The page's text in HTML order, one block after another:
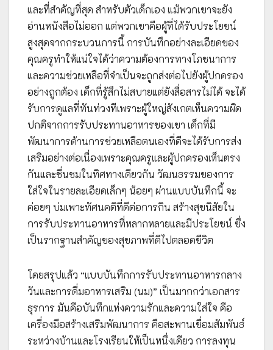
และที่สำคัญที่สุด สำหรับตัวเด็กเอง แม้พวกเขาจะยัง
อ่านหนังสือไม่ออก แต่พวกเขาคือผู้ที่ได้รับประโยชน์
สูงสุดจากกระบวนการนี้ การบันทึกอย่างละเอียดของ
คุณครูทำให้แน่ใจได้ว่าความต้องการทางโภชนาการ
และความช่วยเหลือที่จำเป็นจะถูกส่งต่อไปยังผู้ปกครอง
อย่างถูกต้อง เด็กที่รู้สึกไม่สบายแต่ยังสื่อสารไม่ได้ จะได้
รับการดูแลที่ทันท่วงทีเพราะผู้ใหญ่สังเกตเห็นความผิด
ปกติจากการรับประทานอาหารของเขา เด็กที่มี
พัฒนาการด้านการช่วยเหลือตนเองที่ดีจะได้รับการส่ง
เสริมอย่างต่อเนื่องเพราะคุณครูและผู้ปกครองเห็นตรง
กันและชื่นชมในทิศทางเดียวกัน วัฒนธรรมของการ
ใส่ใจในรายละเอียดเล็กๆ น้อยๆ ผ่านแบบบันทึกนี้ จะ
ค่อยๆ บ่มเพาะทัศนคติที่ดีต่อการกิน สร้างสุขนิสัยใน
การรับประทานอาหารที่หลากหลายและมีประโยชน์ ซึ่ง
เป็นรากฐานสำคัญของสุขภาพที่ดีไปตลอดชีวิต
โดยสรุปแล้ว “แบบบันทึกการรับประทานอาหารกลาง
วันและการดื่มอาหารเสริม (นม)” เป็นมากกว่าเอกสาร
ธุรการ มันคือบันทึกแห่งความรักและความใส่ใจ คือ
เครื่องมือสร้างเสริมพัฒนาการ คือสะพานเชื่อมสัมพันธ์
ระหว่างบ้านและโรงเรียนให้เป็นหนึ่งเดียว การลงทุน